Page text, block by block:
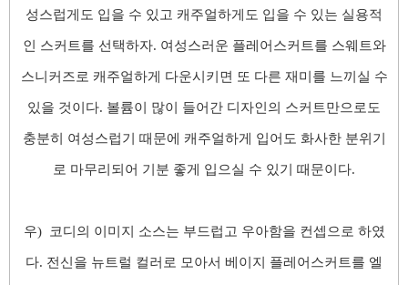
성스럽게도 입을 수 있고 캐주얼하게도 입을 수 있는 실용적
인 스커트를 선택하자. 여성스러운 플레어스커트를 스웨트와
스니커즈로 캐주얼하게 다운시키면 또 다른 재미를 느끼실 수
있을 것이다. 볼륨이 많이 들어간 디자인의 스커트만으로도
충분히 여성스럽기 때문에 캐주얼하게 입어도 화사한 분위기
로 마무리되어 기분 좋게 입으실 수 있기 때문이다.
우) 코디의 이미지 소스는 부드럽고 우아함을 컨셉으로 하였
다. 전신을 뉴트럴 컬러로 모아서 베이지 플레어스커트를 엘